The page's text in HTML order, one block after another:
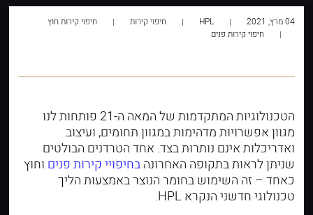
04 מרץ, 2021 HPL חיפוי קירות
חיפוי קירות חוץ
חיפוי קירות פנים
הטכנולוגיות המתקדמות של המאה ה-21 פותחות לנו
מגוון אפשרויות מדהימות במגוון תחומים, ועיצוב
ואדריכלות אינם נותרות בצד. אחד הטרדנים הבולטים
שניתן לראות בתקופה האחרונהבחיפויי קירות פנים וחוץ
כאחד – זה השימוש בחומר הנוצר באמצעות הליך
טכנולוגי חדשני הנקרא HPL.